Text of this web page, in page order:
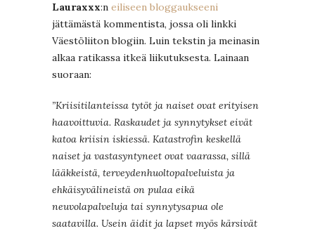
Lauraxxx:n eiliseen bloggaukseeni
jättämästä kommentista, jossa oli linkki
Väestöliiton blogiin. Luin tekstin ja meinasin
alkaa ratikassa itkeä liikutuksesta. Lainaan
suoraan:
”Kriisitilanteissa tytöt ja naiset ovat erityisen
haavoittuvia. Raskaudet ja synnytykset eivät
katoa kriisin iskiessä. Katastrofin keskellä
naiset ja vastasyntyneet ovat vaarassa, sillä
lääkkeistä, terveydenhuoltopalveluista ja
ehkäisyvälineistä on pulaa eikä
neuvolapalveluja tai synnytysapua ole
saatavilla. Usein äidit ja lapset myös kärsivät